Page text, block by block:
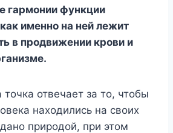
гармонии функции
именно на ней лежит
в продвижении крови и
точка отвечает за то, чтобы
находились на своих
природой, при этом